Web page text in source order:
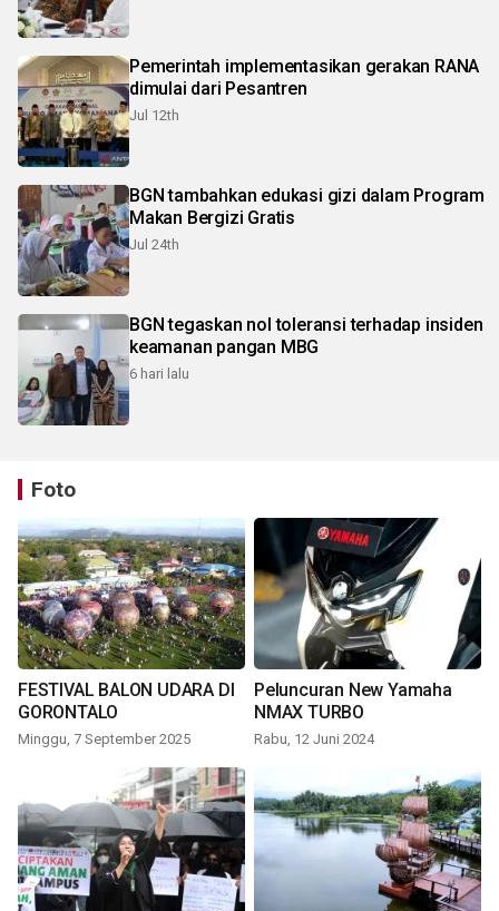
Pemerintah implementasikan gerakan RANA
dimulai dari Pesantren
Jul 12th
BGN tambahkan edukasi gizi dalam Program
Makan Bergizi Gratis
Jul 24th
BGN tegaskan nol toleransi terhadap insiden
keamanan pangan MBG
6 hari lalu
Foto
FESTIVAL BALON UDARA DI
GORONTALO
Minggu, 7 September 2025
Peluncuran New Yamaha
NMAX TURBO
Rabu, 12 Juni 2024